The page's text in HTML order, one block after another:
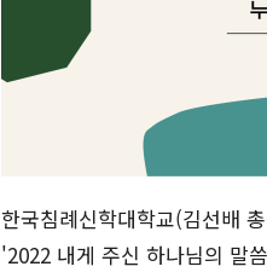
한국침례신학대학교(김선배
'2022 내게 주신 하나님의 말